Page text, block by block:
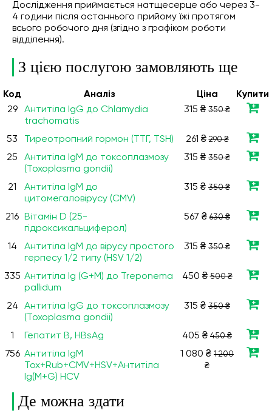
Дослідження приймається натщесерце або через 3-
4 години після останнього прийому їжі протягом
всього робочого дня (згідно з графіком роботи
відділення).
З цією послугою замовляють ще
Код Аналiз Ціна
Купити
29
Антитіла IgG до Chlamydia
trachomatis
315 ₴ 350 ₴
53 Тиреотропний гормон (ТТГ, TSH) 261 ₴290 ₴
25
Антитіла IgM до токсоплазмозу
(Toxoplasma gondii)
315 ₴ 350 ₴
21
Антитіла IgM до
цитомегаловірусу (CMV)
315 ₴ 350 ₴
216
Вітамін D (25-
гідроксикальциферол)
567 ₴ 630 ₴
14
Антитіла IgМ до вірусу простого
герпесу 1/2 типу (HSV 1/2)
315 ₴ 350 ₴
335 Антитіла Ig (G+М) до Treponema
pallidum
450 ₴500 ₴
24
Антитіла IgG до токсоплазмозу
(Toxoplasma gondii)
315 ₴ 350 ₴
1 Гепатит В, HBsAg 405 ₴ 450 ₴
756 Антитіла IgM
Tox+Rub+CMV+HSV+Антитіла
Ig(M+G) HCV
1 080 ₴ 1 200
₴
Де можна здати